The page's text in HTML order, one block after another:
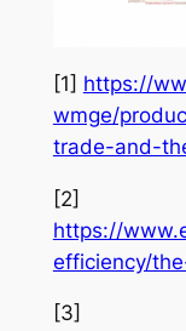
[1] https://
wmge/
trade-and-
[2]
https://
efficiency/
[3]